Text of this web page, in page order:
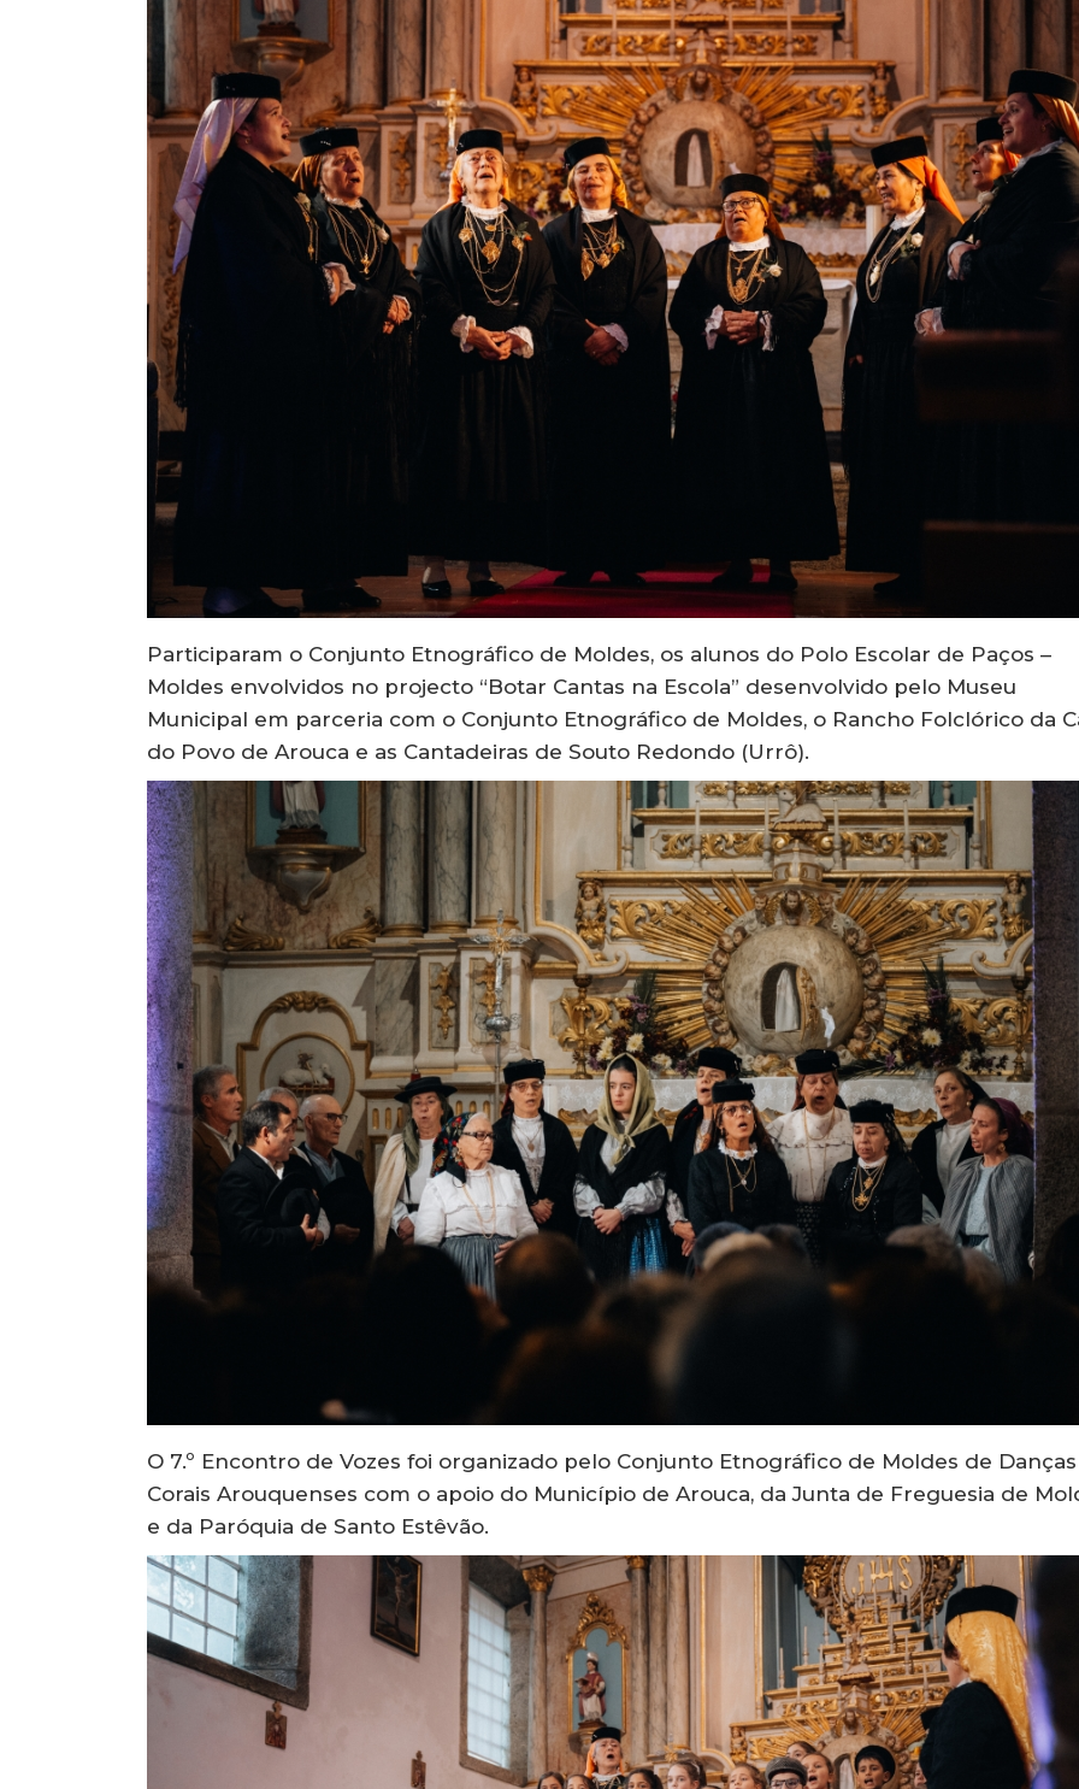
Participaram o Conjunto Etnográfico de Moldes, os alunos do Polo Escolar de Paços –
Moldes envolvidos no projecto “Botar Cantas na Escola” desenvolvido pelo Museu
Municipal em parceria com o Conjunto Etnográfico de Moldes, o Rancho Folclórico da
do Povo de Arouca e as Cantadeiras de Souto Redondo (Urrô).
O 7.º Encontro de Vozes foi organizado pelo Conjunto Etnográfico de Moldes de
Corais Arouquenses com o apoio do Município de Arouca, da Junta de Freguesia de
e da Paróquia de Santo Estêvão.